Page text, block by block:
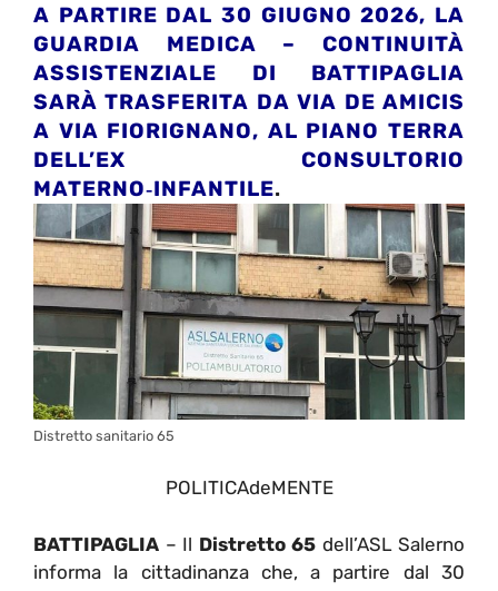
A PARTIRE DAL 30 GIUGNO 2026, LA
GUARDIA MEDICA – CONTINUITÀ
ASSISTENZIALE DI BATTIPAGLIA
SARÀ TRASFERITA DA VIA DE AMICIS
A VIA FIORIGNANO, AL PIANO TERRA
DELL’EX CONSULTORIO
MATERNO‑INFANTILE.
Distretto sanitario 65
POLITICAdeMENTE
BATTIPAGLIA – Il Distretto 65 dell’ASL Salerno
informa la cittadinanza che, a partire dal 30